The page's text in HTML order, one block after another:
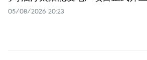
05/08/2026 20:23